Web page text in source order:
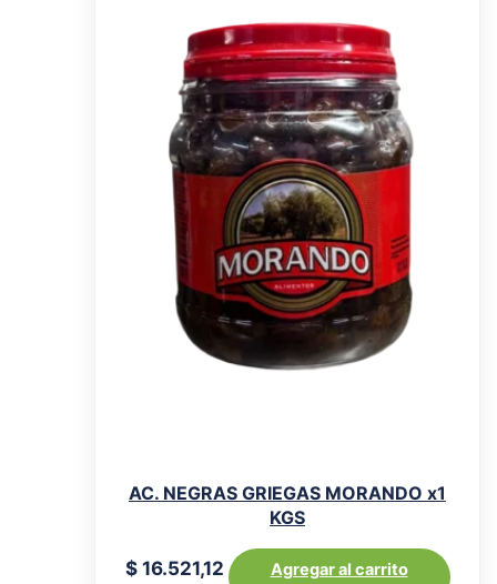
AC. NEGRAS GRIEGAS MORANDO x1
KGS
$16.521,12 Agregar al carrito